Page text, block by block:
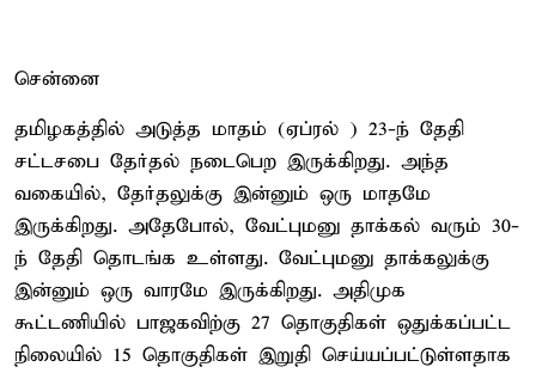
சென்னை
தமிழகத்தில் அடுத்த மாதம் (ஏப்ரல் ) 23-ந் தேதி
சட்டசபை தேர்தல் நடைபெற இருக்கிறது. அந்த
வகையில், தேர்தலுக்கு இன்னும் ஒரு மாதமே
இருக்கிறது. அதேபோல், வேட்புமனு தாக்கல் வரும் 30-
ந் தேதி தொடங்க உள்ளது. வேட்புமனு தாக்கலுக்கு
இன்னும் ஒரு வாரமே இருக்கிறது. அதிமுக
கூட்டணியில் பாஜகவிற்கு 27 தொகுதிகள் ஒதுக்கப்பட்ட
நிலையில் 15 தொகுதிகள் இறுதி செய்யப்பட்டுள்ளதாக